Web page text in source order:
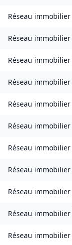
Réseau immobilier
Réseau immobilier
Réseau immobilier
Réseau immobilier
Réseau immobilier
Réseau immobilier
Réseau immobilier
Réseau immobilier
Réseau immobilier
Réseau immobilier
Réseau immobilier